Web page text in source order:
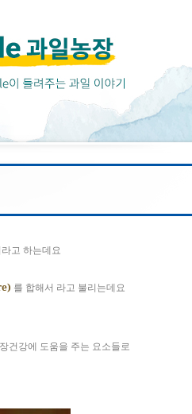
고 하는데요
를 합해서 라고 불리는데요
장건강에 도움을 주는 요소들로